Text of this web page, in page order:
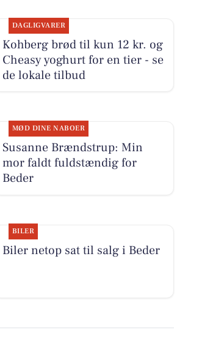
DAGLIGVARER
Kohberg brød til kun 12 kr. og
Cheasy yoghurt for en tier - se
de lokale tilbud
MØD DINE NABOER
Susanne Brændstrup: Min
mor faldt fuldstændig for
Beder
BILER
Biler netop sat til salg i Beder